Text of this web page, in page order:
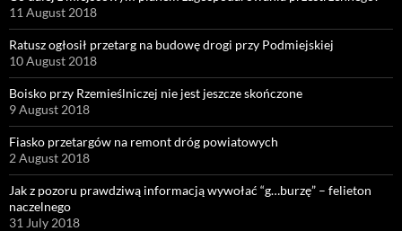
11 August 2018
Ratusz ogłosił przetarg na budowę drogi przy Podmiejskiej
10 August 2018
Boisko przy Rzemieślniczej nie jest jeszcze skończone
9 August 2018
Fiasko przetargów na remont dróg powiatowych
2 August 2018
Jak z pozoru prawdziwą informacją wywołać “g…burzę” – felieton
naczelnego
31 July 2018